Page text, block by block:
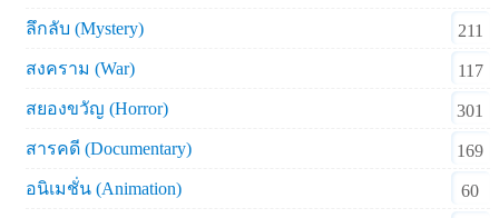
ลึกลับ (Mystery)
211
สงคราม (War)
117
สยองขวัญ (Horror)
301
สารคดี (Documentary)
169
อนิเมชั่น (Animation)
60